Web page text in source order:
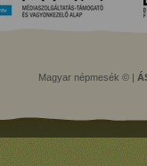
Magyar népmesék © |